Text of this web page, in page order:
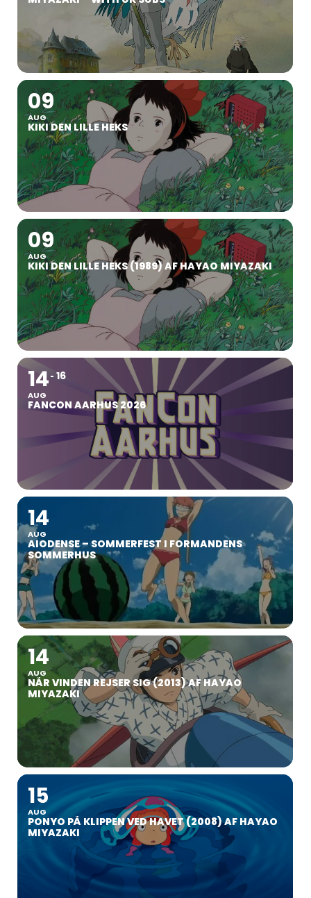
09
AUG
KIKI DEN LILLE HEKS
09
AUG
KIKI DEN LILLE HEKS (1989) AF HAYAO MIYAZAKI
14
AUG
16
FANCON AARHUS 2026
14
AUG
AIODENSE – SOMMERFEST I FORMANDENS
SOMMERHUS
14
AUG
NÅR VINDEN REJSER SIG (2013) AF HAYAO
MIYAZAKI
15
AUG
PONYO PÅ KLIPPEN VED HAVET (2008) AF HAYAO
MIYAZAKI